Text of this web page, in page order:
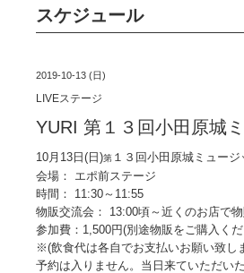
スケジュール
2019-10-13 (日)
LIVEステージ
YURI 第１３回小田原城
10月13日(日)第 １３回小田原城ミュージ
会場： エポ前ステージ
時間： 11:30～11:55
物販交流会： 13:00頃～近くのお店で
参加費：1,500円(別途物販をご購入く
※(飲食代は各自でお支払いお願い致し
予約は入りません。当日来ていただい